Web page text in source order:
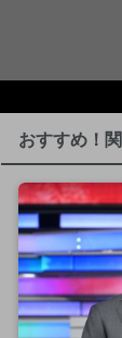
おすすめ！